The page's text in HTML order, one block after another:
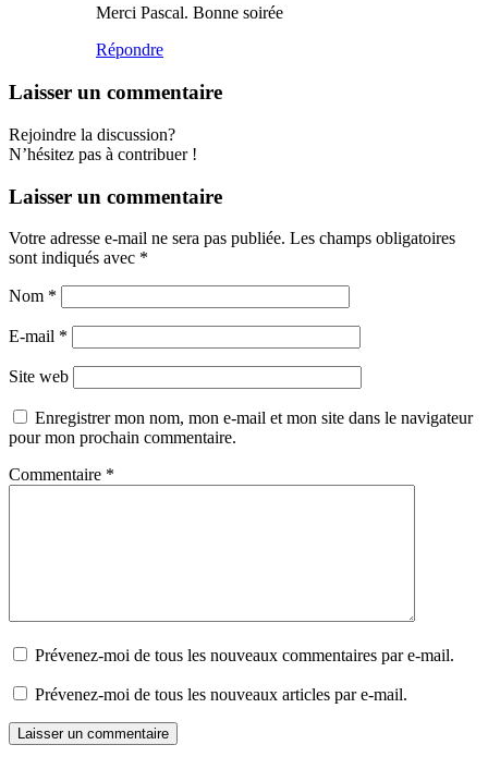
Merci Pascal. Bonne soirée
Répondre
Laisser un commentaire
Rejoindre la discussion?
N’hésitez pas à contribuer !
Laisser un commentaire
Votre adresse e-mail ne sera pas publiée. Les champs obligatoires
sont indiqués avec *
Nom *
E-mail *
Site web
Enregistrer mon nom, mon e-mail et mon site dans le navigateur
pour mon prochain commentaire.
Commentaire *
Prévenez-moi de tous les nouveaux commentaires par e-mail.
Prévenez-moi de tous les nouveaux articles par e-mail.